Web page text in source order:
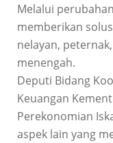
Melalui
memberikan
nelayan,
menengah.
Deputi Bidang
Keuangan
Perekonomian
aspek lain yang